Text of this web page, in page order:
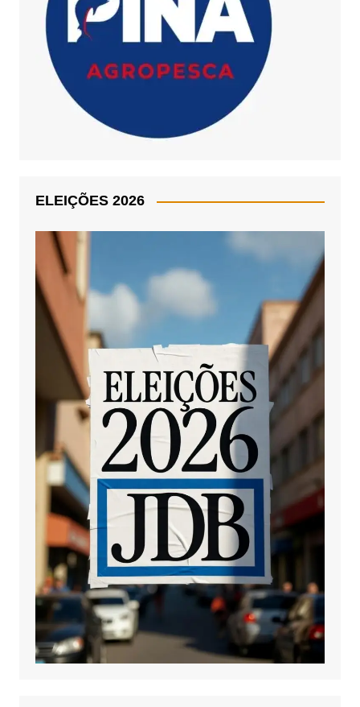
ELEIÇÕES 2026